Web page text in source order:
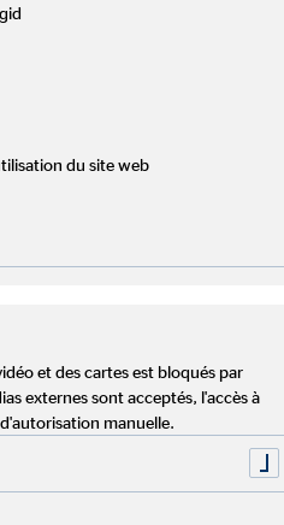
d'équipe
d'une équipe solide, car
C'est pourquoi il y a une
financier OVB. Nous
obtenir des résultats
tes collègues. Nous respirons
du site web
et des cartes est bloqués par
externes sont acceptés, l'accès à
manuelle.